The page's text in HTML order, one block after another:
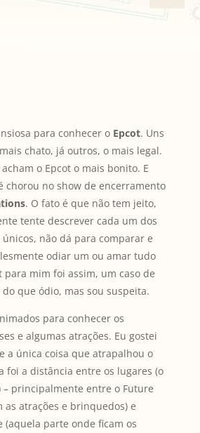
para conhecer o Epcot. Uns
chato, já outros, o mais legal.
o Epcot o mais bonito. E
chorou no show de encerramento
. O fato é que não tem jeito,
tente descrever cada um dos
não dá para comparar e
odiar um ou amar tudo
para mim foi assim, um caso de
que ódio, mas sou suspeita.
para conhecer os
e algumas atrações. Eu gostei
a única coisa que atrapalhou o
foi a distância entre os lugares (o
– principalmente entre o Future
as atrações e brinquedos) e
(aquela parte onde ficam os